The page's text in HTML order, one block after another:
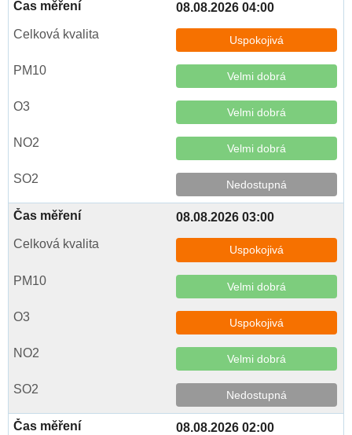
08.08.2026 04:00
Uspokojivá
Velmi dobrá
Velmi dobrá
Velmi dobrá
Nedostupná
08.08.2026 03:00
Uspokojivá
Velmi dobrá
Uspokojivá
Velmi dobrá
Nedostupná
08.08.2026 02:00